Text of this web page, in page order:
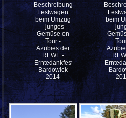
Beschreibung:
Festwagen
beim Umzug
- junges
Gemüse on
Tour -
Azubies der
REWE -
Erntedankfestes
Bardowick
2014
beim
-